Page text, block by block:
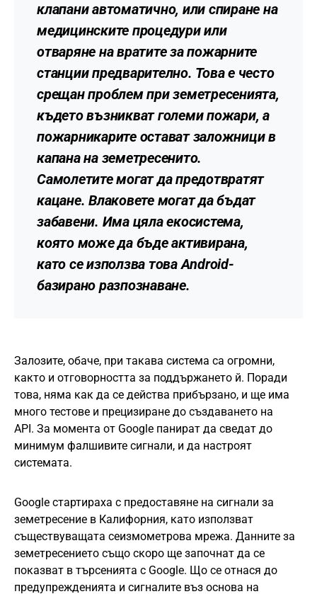
клапани автоматично, или спиране на
медицинските процедури или
отваряне на вратите за пожарните
станции предварително. Това е често
срещан проблем при земетресенията,
където възникват големи пожари, а
пожарникарите остават заложници в
капана на земетресенито.
Самолетите могат да предотвратят
кацане. Влаковете могат да бъдат
забавени. Има цяла екосистема,
която може да бъде активирана,
като се използва това Android-
базирано разпознаване.
Залозите, обаче, при такава система са огромни,
както и отговорността за поддържането й. Поради
това, няма как да се действа прибързано, и ще има
много тестове и прецизиране до създаването на
API. За момента от Google панират да сведат до
минимум фалшивите сигнали, и да настроят
системата.
Google стартираха с предоставяне на сигнали за
земетресение в Калифорния, като използват
съществуващата сеизмометрова мрежа. Данните за
земетресението също скоро ще започнат да се
показват в търсенията с Google. Що се отнася до
предупрежденията и сигналите въз основа на